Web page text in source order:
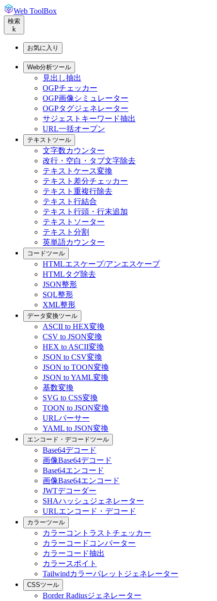
Web ToolBox
検索
k
お気に入り
Web分析ツール
見出し抽出
OGPチェッカー
OGP画像シミュレーター
OGPタグジェネレーター
サジェストキーワード抽出
URL一括オープン
テキストツール
文字数カウンター
改行・空白・タブ文字除去
テキストケース変換
テキスト差分チェッカー
テキスト重複行除去
テキスト行結合
テキスト行頭・行末追加
テキストソーター
テキスト分割
英単語カウンター
コードツール
HTMLエスケープ/アンエスケープ
HTMLタグ除去
JSON整形
SQL整形
XML整形
データ変換ツール
ASCII to HEX変換
CSV to JSON変換
HEX to ASCII変換
JSON to CSV変換
JSON to TOON変換
JSON to YAML変換
基数変換
SVG to CSS変換
TOON to JSON変換
URLパーサー
YAML to JSON変換
エンコード・デコードツール
Base64デコード
画像Base64デコード
Base64エンコード
画像Base64エンコード
JWTデコーダー
SHAハッシュジェネレーター
URLエンコード・デコード
カラーツール
カラーコントラストチェッカー
カラーコードコンバーター
カラーコード抽出
カラースポイト
Tailwindカラーパレットジェネレーター
CSSツール
Border Radiusジェネレーター